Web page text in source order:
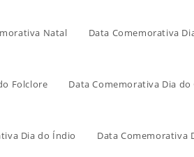
Natal Data Comemorativa
Folclore Data Comemorativa Dia do
Dia do Índio Data Comemorativa